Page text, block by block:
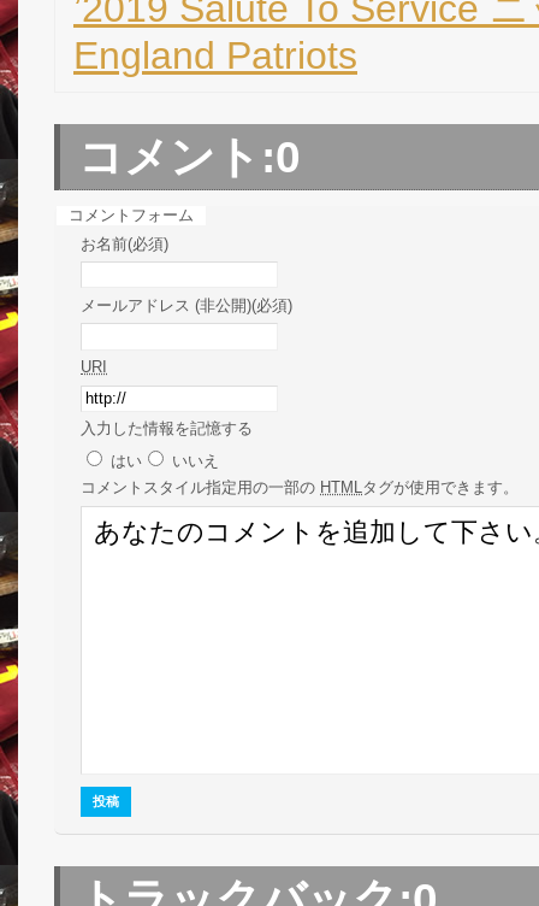
England Patriots
コメント:0
コメントフォーム
お名前(必須)
メールアドレス (非公開)(必須)
URI
入力した情報を記憶する
はい
いいえ
コメント スタイル指定用の一部の HTMLタグが使用できます。